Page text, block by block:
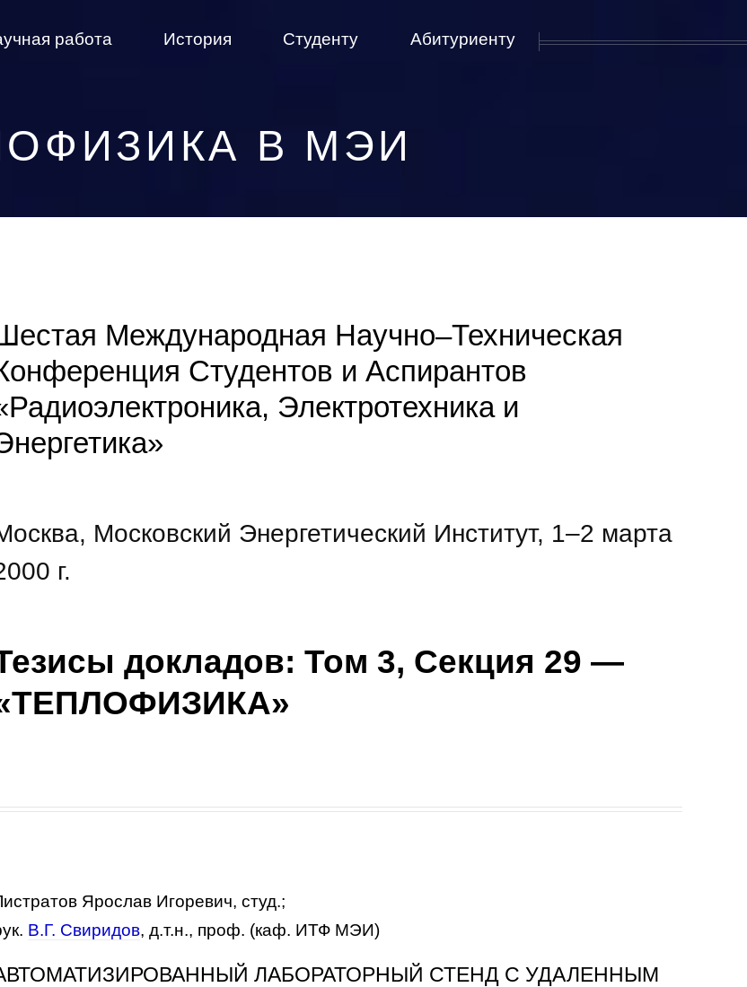
В МЭИ
работа История Студенту Абитуриенту
Международная Научно–Техническая
Студентов и Аспирантов
Электротехника и
Московский Энергетический Институт, 1–2 марта
г.
докладов: Том 3, Секция 29 —
Ярослав Игоревич, студ.;
В.Г. Свиридов, д.т.н., проф. (каф. ИТФ МЭИ)
ЛАБОРАТОРНЫЙ СТЕНД С УДАЛЕННЫМ